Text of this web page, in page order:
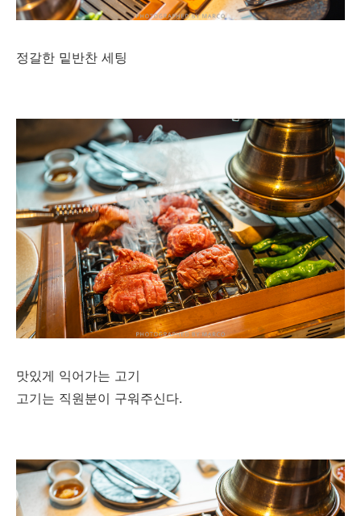
정갈한 밑반찬 세팅
맛있게 익어가는 고기
고기는 직원분이 구워주신다.